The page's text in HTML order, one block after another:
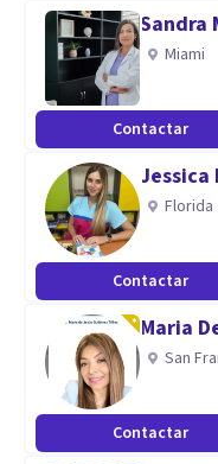
Sandra
Miami
Contactar
Jessica
Florida
Contactar
Maria
San
Contactar